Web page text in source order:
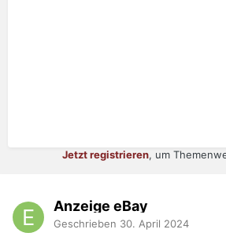
Jetzt registrieren, um
Anzeige eBay
Geschrieben 30. April 2024